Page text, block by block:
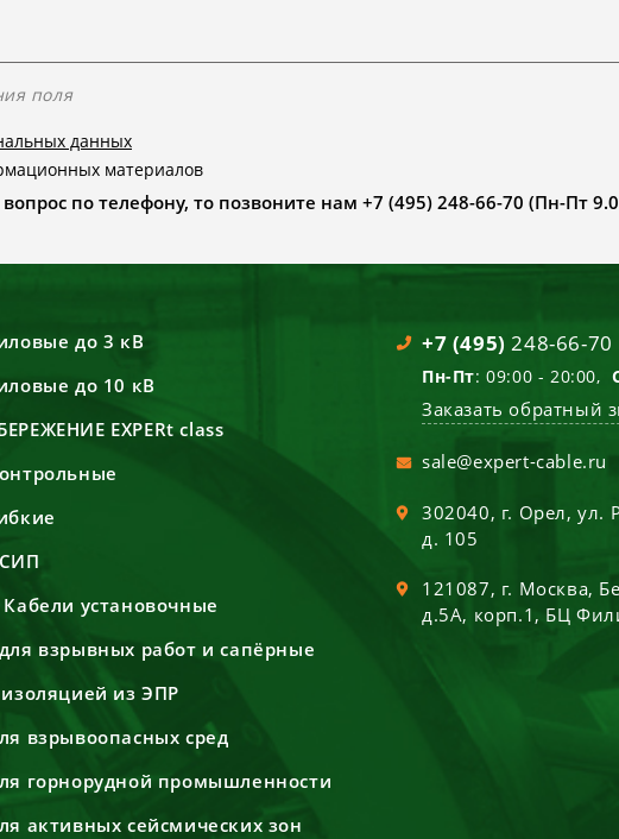
поля
данных
материалов
по телефону, то позвоните нам +7 (495) 248-66-70 (Пн-Пт
до 3 кВ
до 10 кВ
EXPERt class
установочные
взрывных работ и сапёрные
из ЭПР
взрывоопасных сред
горнорудной промышленности
активных сейсмических зон
+7 (495) 248-66-70
Пн-Пт: 09:00 - 20:00,
Заказать обратный
sale@expert-cable.ru
302040, г. Орел,ул.
д. 105
121087, г. Москва,
д.5А, корп.1, БЦ